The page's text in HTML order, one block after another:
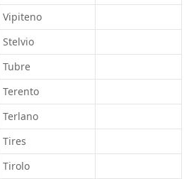
Vipiteno
Stelvio
Tubre
Terento
Terlano
Tires
Tirolo